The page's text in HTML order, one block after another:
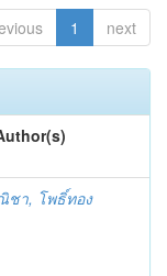
1 next
ชา, โพธิ์ทอง